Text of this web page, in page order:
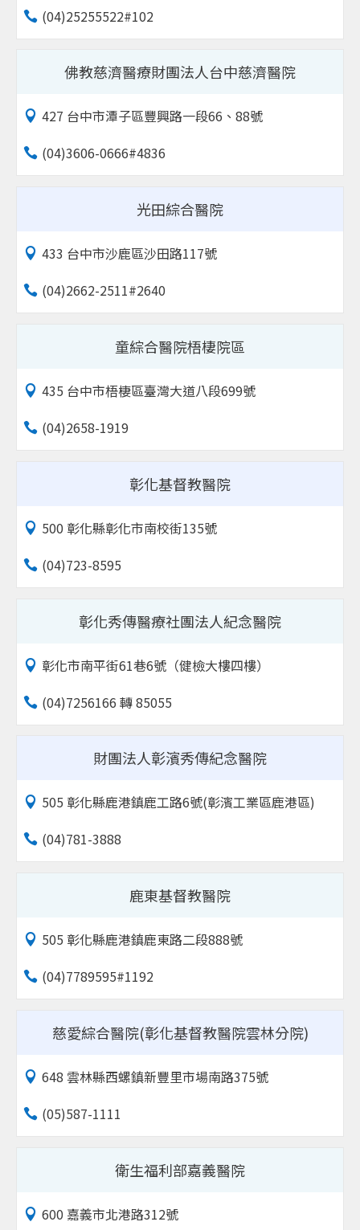
(04)25255522#102
佛教慈濟醫療財團法人台中慈濟醫院
427 台中市潭子區豐興路一段66、88號
(04)3606-0666#4836
光田綜合醫院
433 台中市沙鹿區沙田路117號
(04)2662-2511#2640
童綜合醫院梧棲院區
435 台中市梧棲區臺灣大道八段699號
(04)2658-1919
彰化基督教醫院
500 彰化縣彰化市南校街135號
(04)723-8595
彰化秀傳醫療社團法人紀念醫院
彰化市南平街61巷6號（健檢大樓四樓）
(04)7256166 轉 85055
財團法人彰濱秀傳紀念醫院
505 彰化縣鹿港鎮鹿工路6號(彰濱工業區鹿港區)
(04)781-3888
鹿東基督教醫院
505 彰化縣鹿港鎮鹿東路二段888號
(04)7789595#1192
慈愛綜合醫院(彰化基督教醫院雲林分院)
648 雲林縣西螺鎮新豐里市場南路375號
(05)587-1111
衛生福利部嘉義醫院
600 嘉義市北港路312號